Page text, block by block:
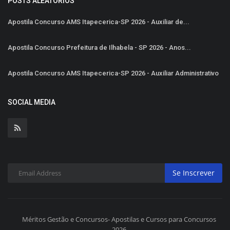
Apostila Concurso AMS Itapecerica-SP 2026 - Auxiliar de...
Apostila Concurso Prefeitura de Ilhabela - SP 2026 - Anos...
Apostila Concurso AMS Itapecerica-SP 2026 - Auxiliar Administrativo
SOCIAL MEDIA
Se Inscrever
Méritos Gestão e Concursos- Apostilas e Cursos para Concursos